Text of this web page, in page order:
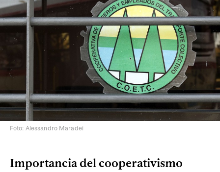
Foto: Alessandro Maradei
Importancia del cooperativismo